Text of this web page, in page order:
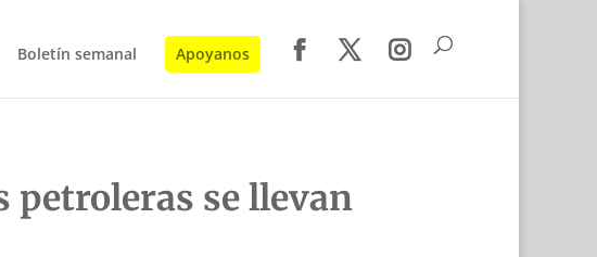
Boletín semanal Apoyanos
petroleras se llevan